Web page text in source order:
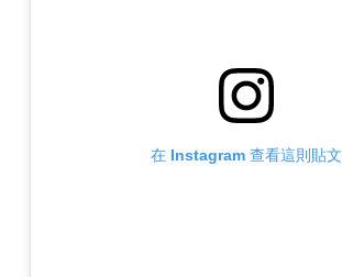
在 Instagram 查看這則貼文